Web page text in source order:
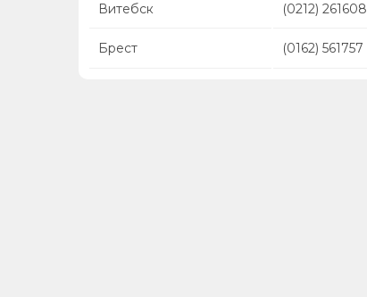
Витебск (0212) 261608
Брест (0162) 561757